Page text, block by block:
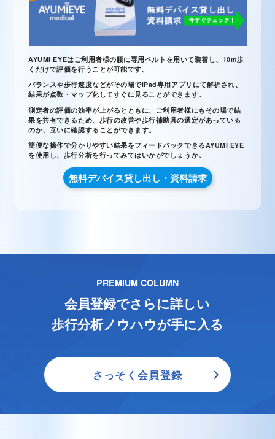
AYUMI EYEはご利用者様の腰に専用ベルトを用いて装着し、10m歩
くだけで評価を行うことが可能です。
バランスや歩行速度などがその場でiPad専用アプリにて解析され、
結果が点数・マップ化してすぐに見ることができます。
測定者の評価の効率が上がるとともに、ご利用者様にもその場で結
果を共有できるため、歩行の改善や歩行補助具の選定があっている
のか、互いに確認することができます。
簡便な操作で分かりやすい結果をフィードバックできるAYUMI EYE
を使用し、歩行分析を行ってみてはいかがでしょうか。
無料デバイス貸し出し・資料請求
PREMIUM COLUMN
会員登録でさらに詳しい
歩行分析ノウハウが手に入る
さっそく会員登録